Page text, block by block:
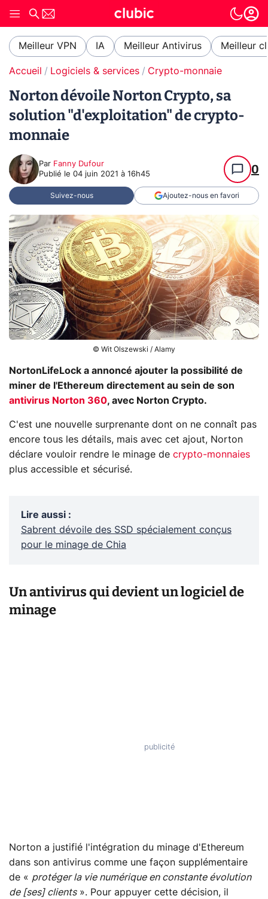
Meilleur VPN IA Meilleur Antivirus Meilleur
Accueil Logiciels & services Crypto-monnaie
Norton dévoile Norton Crypto, sa
solution "d'exploitation" de crypto-
monnaie
Par Fanny Dufour
Publié le 04 juin 2021 à 16h45 0
Suivez-nous Ajoutez-nous en favori
© Wit Olszewski / Alamy
NortonLifeLock a annoncé ajouter la possibilité de
miner de l'Ethereum directement au sein de son
antivirus Norton 360, avec Norton Crypto.
C'est une nouvelle surprenante dont on ne connaît pas
encore tous les détails, mais avec cet ajout, Norton
déclare vouloir rendre le minage de crypto-monnaies
plus accessible et sécurisé.
Lire aussi :
Sabrent dévoile des SSD spécialement conçus
pour le minage de Chia
Un antivirus qui devient un logiciel de
minage
Norton a justifié l'intégration du minage d'Ethereum
dans son antivirus comme une façon supplémentaire
de « protéger la vie numérique en constante évolution
de [ses] clients». Pour appuyer cette décision, il